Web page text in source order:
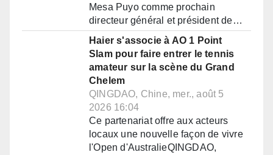
Mesa Puyo comme prochain
directeur général et président de…
Haier s'associe à AO 1 Point
Slam pour faire entrer le tennis
amateur sur la scène du Grand
Chelem
QINGDAO, Chine, mer., août 5
2026 16:04
Ce partenariat offre aux acteurs
locaux une nouvelle façon de vivre
l'Open d'AustralieQINGDAO,